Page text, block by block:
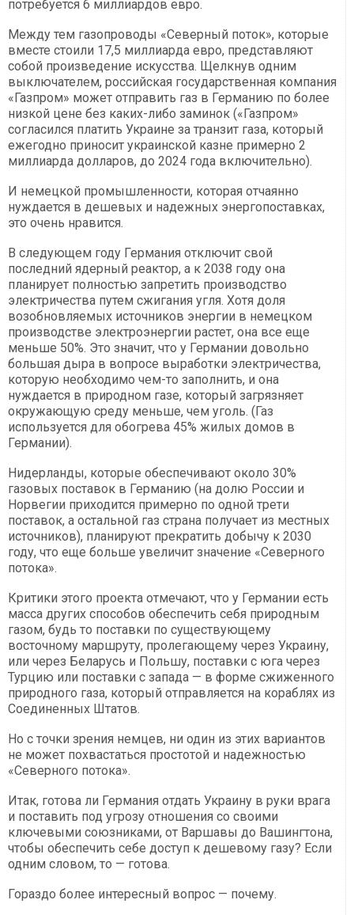
потребуется 6 миллиардов евро.
Между тем газопроводы «Северный поток», которые
вместе стоили 17,5 миллиарда евро, представляют
собой произведение искусства. Щелкнув одним
выключателем, российская государственная компания
«Газпром» может отправить газ в Германию по более
низкой цене без каких-либо заминок («Газпром»
согласился платить Украине за транзит газа, который
ежегодно приносит украинской казне примерно 2
миллиарда долларов, до 2024 года включительно).
И немецкой промышленности, которая отчаянно
нуждается в дешевых и надежных энергопоставках,
это очень нравится.
В следующем году Германия отключит свой
последний ядерный реактор, а к 2038 году она
планирует полностью запретить производство
электричества путем сжигания угля. Хотя доля
возобновляемых источников энергии в немецком
производстве электроэнергии растет, она все еще
меньше 50%. Это значит, что у Германии довольно
большая дыра в вопросе выработки электричества,
которую необходимо чем-то заполнить, и она
нуждается в природном газе, который загрязняет
окружающую среду меньше, чем уголь. (Газ
используется для обогрева 45% жилых домов в
Германии).
Нидерланды, которые обеспечивают около 30%
газовых поставок в Германию (на долю России и
Норвегии приходится примерно по одной трети
поставок, а остальной газ страна получает из местных
источников), планируют прекратить добычу к 2030
году, что еще больше увеличит значение «Северного
потока».
Критики этого проекта отмечают, что у Германии есть
масса других способов обеспечить себя природным
газом, будь то поставки по существующему
восточному маршруту, пролегающему через Украину,
или через Беларусь и Польшу, поставки с юга через
Турцию или поставки с запада — в форме сжиженного
природного газа, который отправляется на кораблях из
Соединенных Штатов.
Но с точки зрения немцев, ни один из этих вариантов
не может похвастаться простотой и надежностью
«Северного потока».
Итак, готова ли Германия отдать Украину в руки врага
и поставить под угрозу отношения со своими
ключевыми союзниками, от Варшавы до Вашингтона,
чтобы обеспечить себе доступ к дешевому газу? Если
одним словом, то — готова.
Гораздо более интересный вопрос — почему.